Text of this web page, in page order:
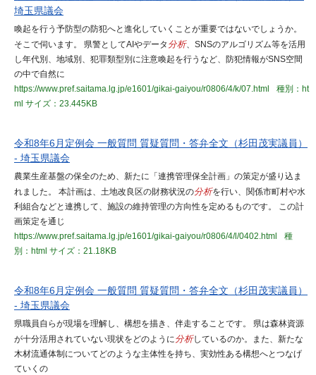
埼玉県議会
喚起を行う予防型の防犯へと進化していくことが重要ではないでしょうか。
そこで伺います。 県警としてAIやデータ 分析、SNSのアルゴリズム等を活用
し年代別、地域別、犯罪類型別に注意喚起を行うなど、防犯情報がSNS空間
の中で自然に
https://www.pref.saitama.lg.jp/e1601/gikai-gaiyou/r0806/4/k/07.html
種別：ht
ml サイズ：23.445KB
令和8年6月定例会 一般質問 質疑質問・答弁全文（杉田茂実議員）
- 埼玉県議会
農業生産基盤の保全のため、新たに「連携管理保全計画」の策定が盛り込ま
れました。 本計画は、土地改良区の財務状況の分析を行い、関係市町村や水
利組合などと連携して、施設の維持管理の方向性を定めるものです。 この計
画策定を通じ
https://www.pref.saitama.lg.jp/e1601/gikai-gaiyou/r0806/4/l/0402.html
種
別：html サイズ：21.18KB
令和8年6月定例会 一般質問 質疑質問・答弁全文（杉田茂実議員）
- 埼玉県議会
県職員自らが現場を理解し、構想を描き、伴走することです。 県は森林資源
が十分活用されていない現状をどのように分析しているのか。また、新たな
木材流通体制についてどのような主体性を持ち、実効性ある構想へとつなげ
ていくの